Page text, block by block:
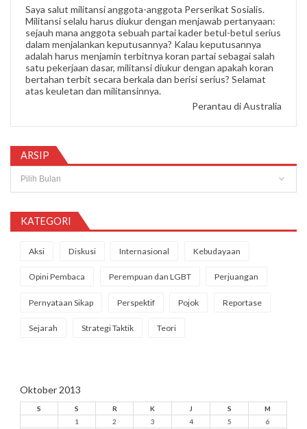
Saya salut militansi anggota-anggota Perserikat Sosialis.
Militansi selalu harus diukur dengan menjawab pertanyaan:
sejauh mana anggota sebuah partai kader betul-betul serius
dalam menjalankan keputusannya? Kalau keputusannya
adalah harus menjamin terbitnya koran partai sebagai salah
satu pekerjaan dasar, militansi diukur dengan apakah koran
bertahan terbit secara berkala dan berisi serius? Selamat
atas keuletan dan militansinnya.
Perantau di Australia
ARSIP
KATEGORI
Aksi Diskusi Internasional Kebudayaan
Opini Pembaca Perempuan dan LGBT Perjuangan
Pernyataan Sikap Perspektif Pojok Reportase
Sejarah Strategi Taktik Teori
Oktober 2013
S S R K J S
M
1
2 3 4 5
6